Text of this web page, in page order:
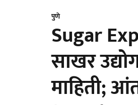
पुणे
Sugar
साखर
माहिती;